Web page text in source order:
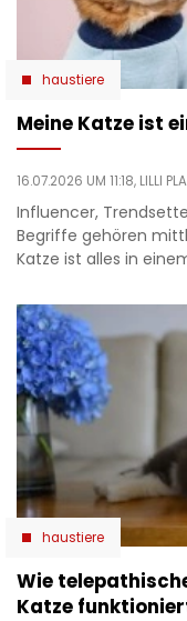
haustiere
Meine Katze ist
16.07.2026 UM 11:18, LILLI
Influencer,
Begriffe gehören
Katze ist alles in
haustiere
Wie
Katze